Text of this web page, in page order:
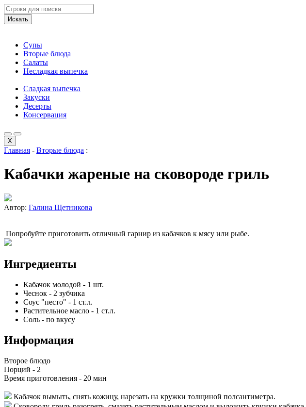
Искать
Супы
Вторые блюда
Салаты
Несладкая выпечка
Сладкая выпечка
Закуски
Десерты
Консервация
X
Главная - Вторые блюда :
Кабачки жареные на сковороде гриль
Автор: Галина Щетникова
Попробуйте приготовить отличный гарнир из кабачков к мясу или рыбе.
Ингредиенты
Кабачок молодой - 1 шт.
Чеснок - 2 зубчика
Соус "песто" - 1 ст.л.
Растительное масло - 1 ст.л.
Соль - по вкусу
Информация
Второе блюдо
Порций - 2
Время приготовления - 20 мин
Кабачок вымыть, снять кожицу, нарезать на кружки толщиной полсантиметра.